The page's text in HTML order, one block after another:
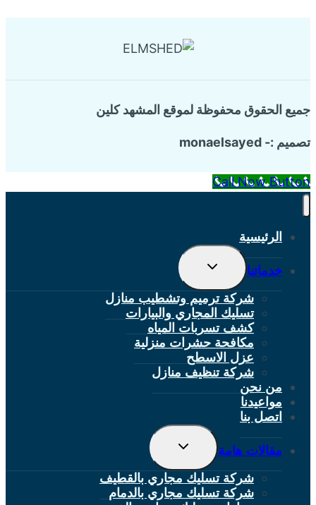
جميع الحقوق محفوظة لموقع المشهد كلين
تصميم :- monaelsayed
Call Now Button
الرئيسية
خدماتنا
تبديل
القائمة
شركة ترميم وتشطيب منازل
تسليك المجاري والبيارات
كشف تسربات المياه
مكافحة حشرات منزلية
عزل الاسطح
شركة تنظيف منازل
من نحن
مواعيدنا
اتصل بنا
مقالات هامة
تبديل
القائمة
شركة تسليك مجاري بالقطيف
شركة تسليك مجاري بالدمام